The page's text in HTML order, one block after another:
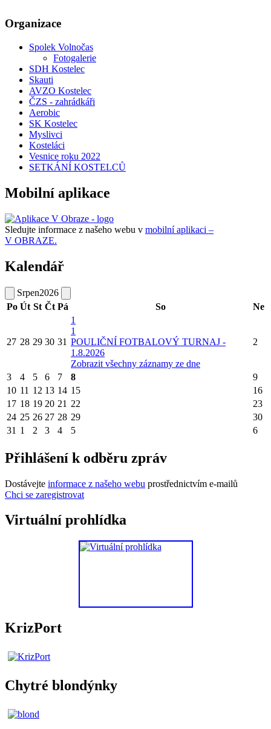
Organizace
Spolek Volnočas
Fotogalerie
SDH Kostelec
Skauti
AVZO Kostelec
ČZS - zahrádkáři
Aerobic
SK Kostelec
Myslivci
Kosteláci
Vesnice roku 2022
SETKÁNÍ KOSTELCŮ
Mobilní aplikace
Sledujte informace z našeho webu v mobilní aplikaci –
V OBRAZE.
Kalendář
Srpen2026
Po Út St Čt Pá So Ne
27 28 29 30 31
1
1
POULIČNÍ FOTBALOVÝ TURNAJ -
1.8.2026
Zobrazit všechny záznamy ze dne
2
3 4 5 6 7 8
9
10 11 12 13 14 15
16
17 18 19 20 21 22
23
24 25 26 27 28 29
30
31 1 2 3 4 5 6
Přihlášení k odběru zpráv
Dostávejte informace z našeho webu prostřednictvím e-mailů
Chci se zaregistrovat
Virtuální prohlídka
KrizPort
Chytré blondýnky